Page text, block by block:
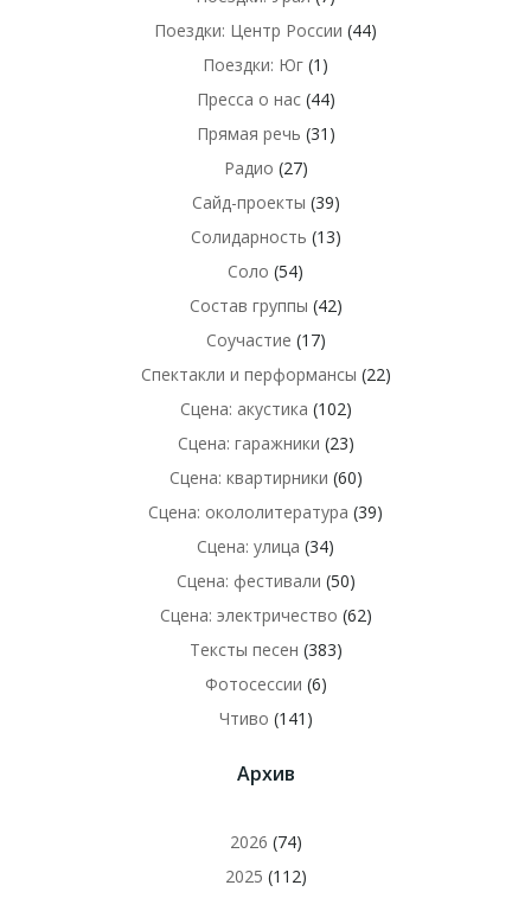
Поездки: Центр России (44)
Поездки: Юг (1)
Пресса о нас(44)
Прямая речь (31)
Радио (27)
Сайд-проекты (39)
Солидарность (13)
Соло (54)
Состав группы (42)
Соучастие (17)
Спектакли и перформансы (22)
Сцена: акустика (102)
Сцена: гаражники (23)
Сцена: квартирники (60)
Сцена: окололитература (39)
Сцена: улица (34)
Сцена: фестивали (50)
Сцена: электричество (62)
Тексты песен (383)
Фотосессии (6)
Чтиво (141)
Архив
2026 (74)
2025 (112)